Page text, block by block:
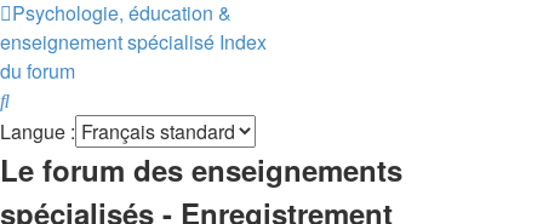
Psychologie, éducation &
enseignement spécialisé Index
du forum
Rechercher
Langue :
Le forum des enseignements
spécialisés - Enregistrement